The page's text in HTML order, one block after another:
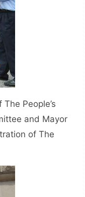
People’s
and Mayor
of The